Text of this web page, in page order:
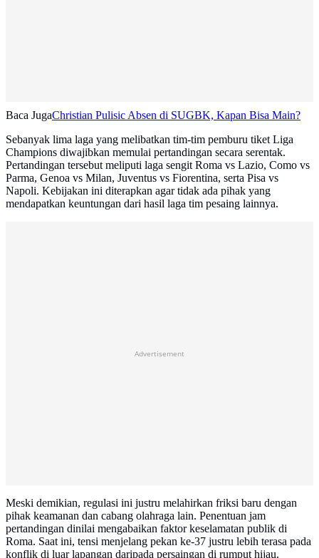
Baca JugaChristian Pulisic Absen di SUGBK, Kapan Bisa Main?
Sebanyak lima laga yang melibatkan tim-tim pemburu tiket Liga
Champions diwajibkan memulai pertandingan secara serentak.
Pertandingan tersebut meliputi laga sengit Roma vs Lazio, Como vs
Parma, Genoa vs Milan, Juventus vs Fiorentina, serta Pisa vs
Napoli. Kebijakan ini diterapkan agar tidak ada pihak yang
mendapatkan keuntungan dari hasil laga tim pesaing lainnya.
Advertisement
Meski demikian, regulasi ini justru melahirkan friksi baru dengan
pihak keamanan dan cabang olahraga lain. Penentuan jam
pertandingan dinilai mengabaikan faktor keselamatan publik di
Roma. Saat ini, tensi menjelang pekan ke-37 justru lebih terasa pada
konflik di luar lapangan daripada persaingan di rumput hijau.